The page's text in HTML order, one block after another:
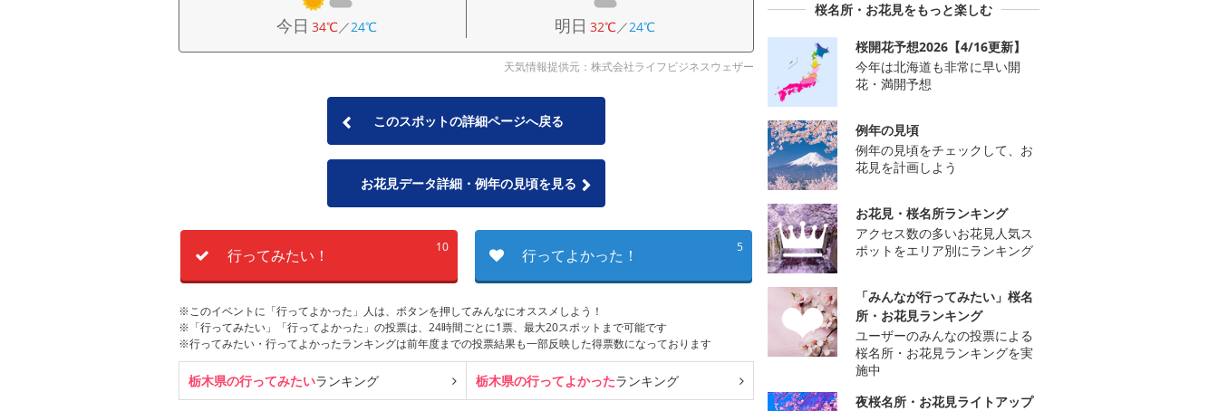
今日 34℃／24℃ 明日 32℃／24℃
天気情報提供元：株式会社ライフビジネスウェザー
このスポットの詳細ページへ戻る
お花見データ詳細・例年の見頃を見る
10
行ってみたい！ 5
行ってよかった！
※このイベントに「行ってよかった」人は、ボタンを押してみんなにオススメしよう！
※「行ってみたい」「行ってよかった」の投票は、24時間ごとに1票、最大20スポットまで可能です
※行ってみたい・行ってよかったランキングは前年度までの投票結果も一部反映した得票数になっております
栃木県の行ってみたいランキング 栃木県の行ってよかったランキング
桜名所・お花見をもっと楽しむ
桜開花予想2026【4/16更新】
今年は北海道も非常に早い開
花・満開予想
例年の見頃
例年の見頃をチェックして、お
花見を計画しよう
お花見・桜名所ランキング
アクセス数の多いお花見人気ス
ポットをエリア別にランキング
「みんなが行ってみたい」桜名
所・お花見ランキング
ユーザーのみんなの投票による
桜名所・お花見ランキングを実
施中
夜桜名所・お花見ライトアップ